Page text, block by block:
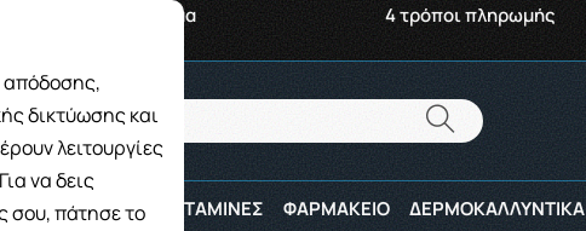
από το Κατάστημα 4 τρόποι πληρωμής
Αναζήτηση
ΑΘΛΗΤΕΣ ΒΙΤΑΜΙΝΕΣ ΦΑΡΜΑΚΕΙΟ ΔΕΡΜΟΚΑΛΛΥΝΤΙΚΑ
Αναζήτηση
απόδοσης,
δικτύωσης και
λειτουργίες
να δεις
σου, πάτησε το